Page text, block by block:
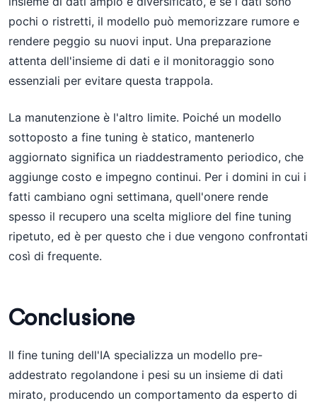
pochi o ristretti, il modello può memorizzare rumore e
rendere peggio su nuovi input. Una preparazione
attenta dell'insieme di dati e il monitoraggio sono
essenziali per evitare questa trappola.
La manutenzione è l'altro limite. Poiché un modello
sottoposto a fine tuning è statico, mantenerlo
aggiornato significa un riaddestramento periodico, che
aggiunge costo e impegno continui. Per i domini in cui i
fatti cambiano ogni settimana, quell'onere rende
spesso il recupero una scelta migliore del fine tuning
ripetuto, ed è per questo che i due vengono confrontati
così di frequente.
Conclusione
Il fine tuning dell'IA specializza un modello pre-
addestrato regolandone i pesi su un insieme di dati
mirato, producendo un comportamento da esperto di